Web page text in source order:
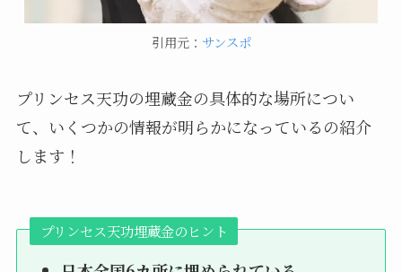
引用元： サンスポ
プリンセス天功の埋蔵金の具体的な場所につい
て、いくつかの情報が明らかになっているの紹介
します！
プリンセス天功埋蔵金のヒント